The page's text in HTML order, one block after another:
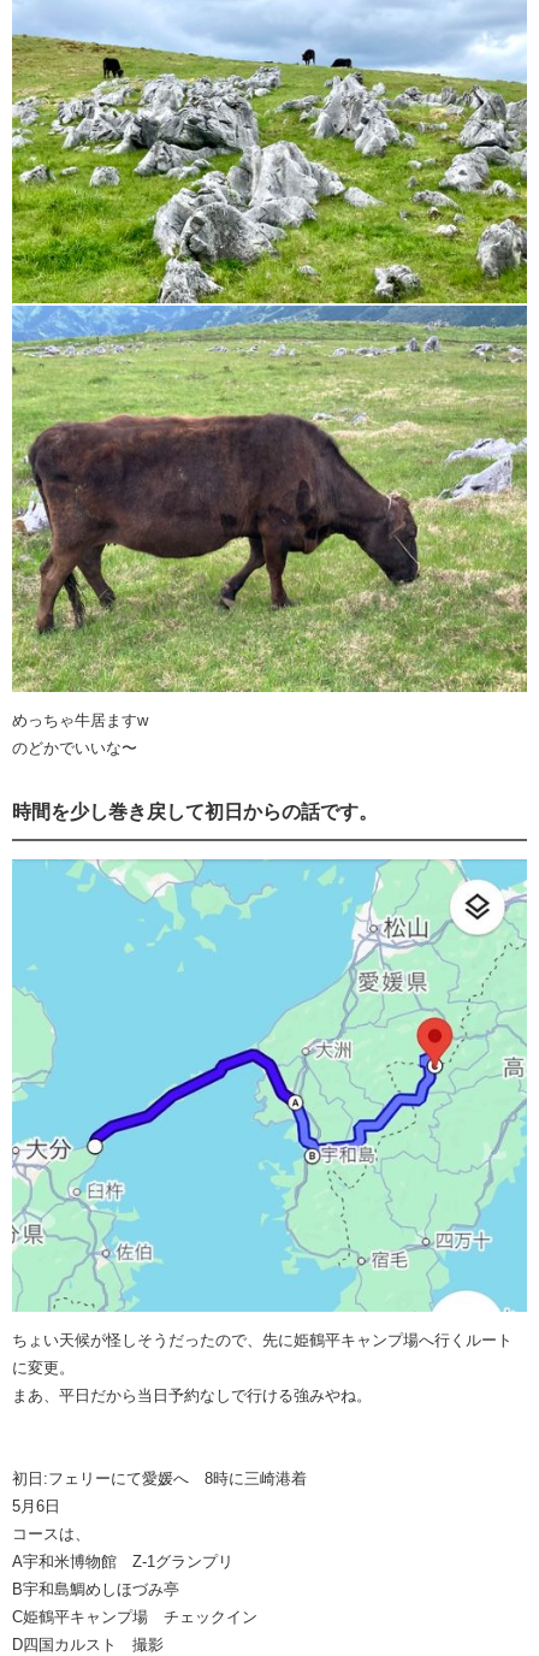
めっちゃ牛居ますw
のどかでいいな〜
時間を少し巻き戻して初日からの話です。
ちょい天候が怪しそうだったので、先に姫鶴平キャンプ場へ行くルート
に変更。
まあ、平日だから当日予約なしで行ける強みやね。
初日:フェリーにて愛媛へ 8時に三崎港着
5月6日
コースは、
A宇和米博物館 Z-1グランプリ
B宇和島鯛めしほづみ亭
C姫鶴平キャンプ場 チェックイン
D四国カルスト 撮影